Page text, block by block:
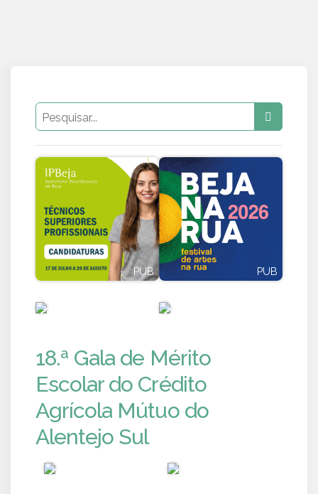
PUB PUB
18.ª Gala de Mérito
Escolar do Crédito
Agrícola Mútuo do
Alentejo Sul